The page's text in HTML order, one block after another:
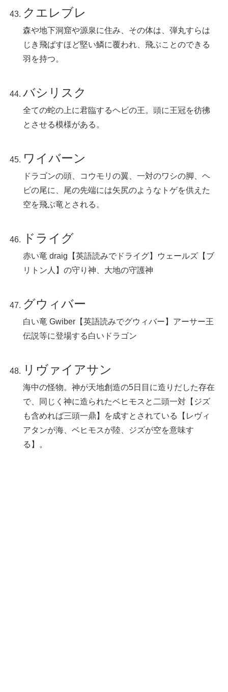
クエレブレ
森や地下洞窟や源泉に住み、その体は、弾丸すらは
じき飛ばすほど堅い鱗に覆われ、飛ぶことのできる
羽を持つ。
バシリスク
全ての蛇の上に君臨するヘビの王。頭に王冠を彷彿
とさせる模様がある。
ワイバーン
ドラゴンの頭、コウモリの翼、一対のワシの脚、ヘ
ビの尾に、尾の先端には矢尻のようなトゲを供えた
空を飛ぶ竜とされる。
ドライグ
赤い竜 draig【英語読みでドライグ】ウェールズ【ブ
リトン人】の守り神、大地の守護神
グウィバー
白い竜 Gwiber【英語読みでグウィバー】アーサー王
伝説等に登場する白いドラゴン
リヴァイアサン
海中の怪物。神が天地創造の5日目に造りだした存在
で、同じく神に造られたベヒモスと二頭一対【ジズ
も含めれば三頭一鼎】を成すとされている【レヴィ
アタンが海、ベヒモスが陸、ジズが空を意味す
る】。